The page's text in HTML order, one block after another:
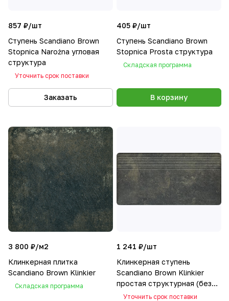
857 ₽/шт
Ступень Scandiano Brown
Stopnica Narożna угловая
структура
Уточнить срок поставки
Заказать
405 ₽/шт
Ступень Scandiano Brown
Stopnica Prosta структура
Складская программа
В корзину
3 800 ₽/м2
Клинкерная плитка
Scandiano Brown Klinkier
Складская программа
1 241 ₽/шт
Клинкерная ступень
Scandiano Brown Klinkier
простая структурная (без
капиноса, с насечками)
Уточнить срок поставки